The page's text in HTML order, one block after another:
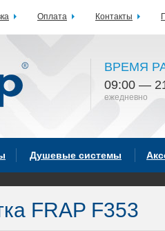
ВРЕМЯ
09:00 —
ежедневно
Душевые системы
FRAP F353
Оплата Контакты